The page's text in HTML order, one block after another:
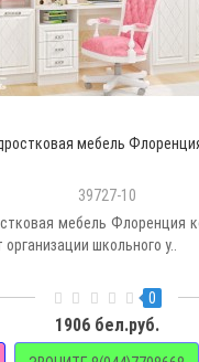
мебель
39727-10
мебель Флоренция
школьного у..
0
1906 бел.руб.